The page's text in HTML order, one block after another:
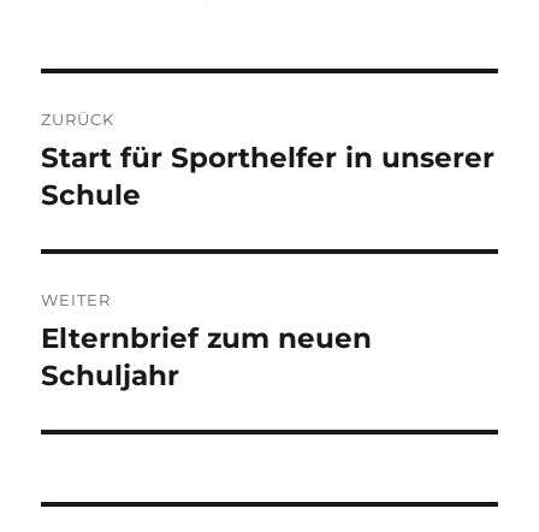
ZURÜCK
Vorheriger
Beitrag:
Start für Sporthelfer in unserer
Schule
WEITER
Nächster
Beitrag:
Elternbrief zum neuen
Schuljahr